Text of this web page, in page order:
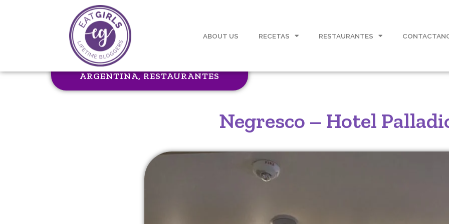
ABOUT US RECETAS RESTAURANTES
ARGENTINA,RESTAURANTES
Negresco – Hotel